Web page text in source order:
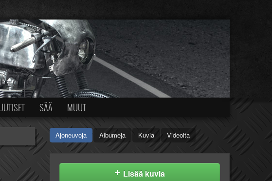
SÄÄ MUUT
Ajoneuvoja Albumeja Kuvia Videoita
Lisää kuvia